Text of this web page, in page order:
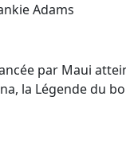
Adams
par Maui
la Légende du